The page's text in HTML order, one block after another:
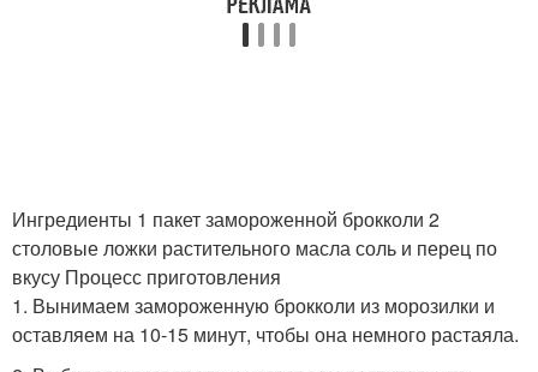
Ингредиенты 1 пакет замороженной брокколи 2
столовые ложки растительного масла соль и перец по
вкусу Процесс приготовления
1. Вынимаем замороженную брокколи из морозилки и
оставляем на 10-15 минут, чтобы она немного растаяла.